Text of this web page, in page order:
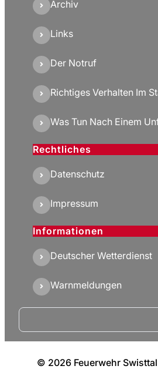
Archiv
Links
Der Notruf
Richtiges Verhalten Im
Was Tun Nach Einem
Rechtliches
Datenschutz
Impressum
Informationen
Deutscher Wetterdienst
Warnmeldungen
Suchen
© 2026 Feuerwehr Swisttal